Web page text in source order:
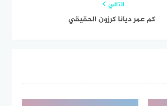
التالي
كم عمر ديانا كرزون الحقيقي